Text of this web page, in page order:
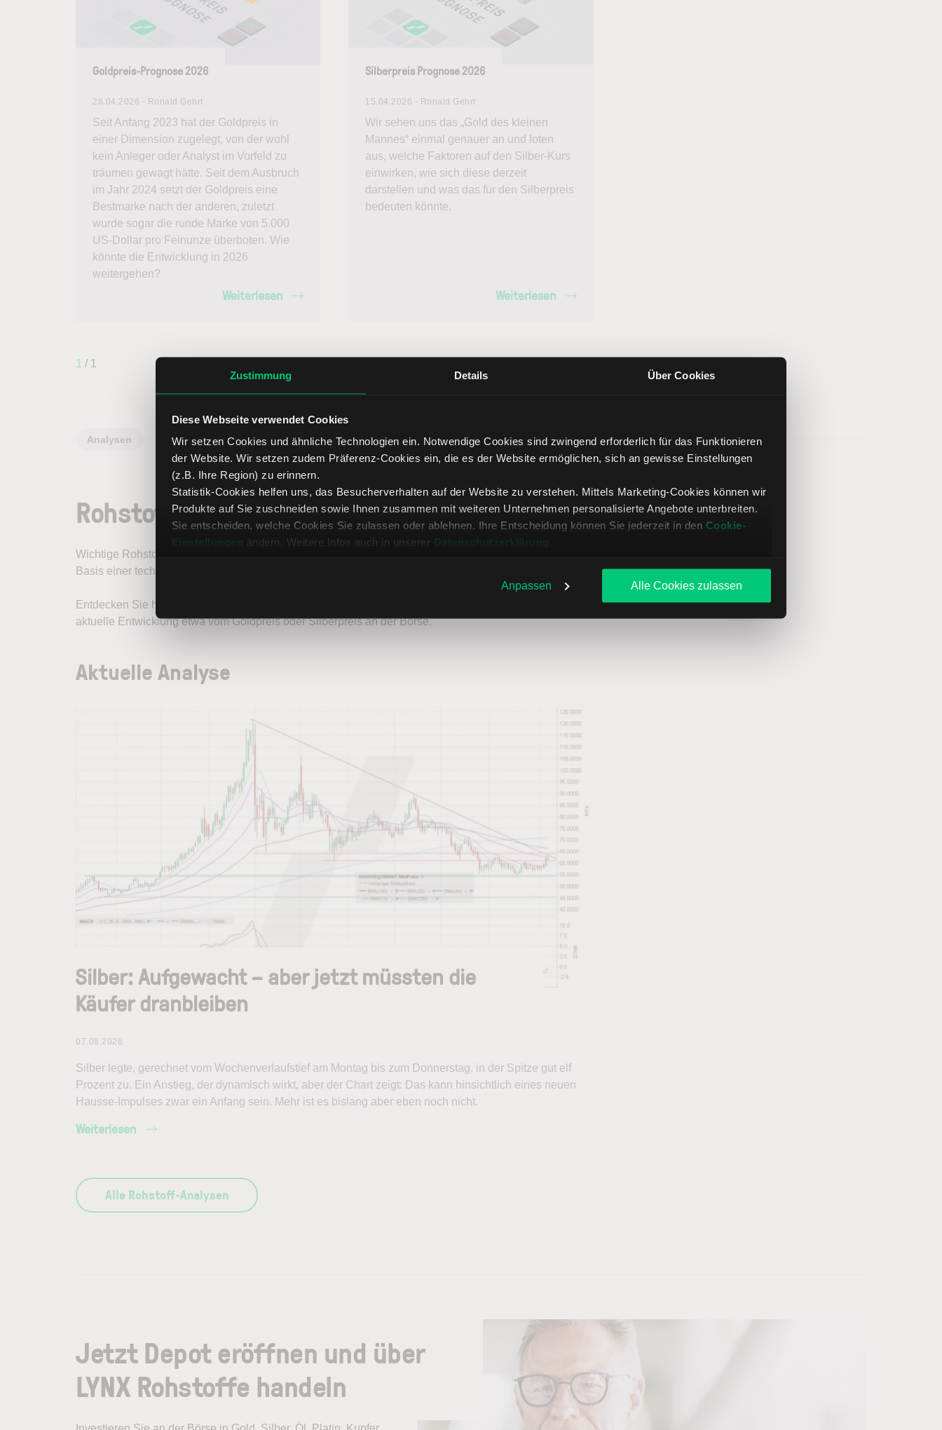
Zustimmung Details Über Cookies
Diese Webseite verwendet Cookies
Wir setzen Cookies und ähnliche Technologien ein. Notwendige Cookies sind zwingend erforderlich für das Funktionieren
der Website. Wir setzen zudem Präferenz-Cookies ein, die es der Website ermöglichen, sich an gewisse Einstellungen
(z.B. Ihre Region) zu erinnern.
Statistik-Cookies helfen uns, das Besucherverhalten auf der Website zu verstehen. Mittels Marketing-Cookies können wir
Produkte auf Sie zuschneiden sowie Ihnen zusammen mit weiteren Unternehmen personalisierte Angebote unterbreiten.
Sie entscheiden, welche Cookies Sie zulassen oder ablehnen. Ihre Entscheidung können Sie jederzeit in den Cookie-
Einstellungen
ändern. Weitere Infos auch in unserer Datenschutzerklärung
Anpassen Alle Cookies zulassen
Goldpreis-Prognose 2026
28.04.2026 - Ronald Gehrt
Seit Anfang 2023 hat der Goldpreis in
einer Dimension zugelegt, von der wohl
kein Anleger oder Analyst im Vorfeld zu
träumen gewagt hätte. Seit dem Ausbruch
im Jahr 2024 setzt der Goldpreis eine
Bestmarke nach der anderen, zuletzt
wurde sogar die runde Marke von 5.000
US-Dollar pro Feinunze überboten. Wie
könnte die Entwicklung in 2026
weitergehen?
Weiterlesen
Silberpreis Prognose 2026
15.04.2026 - Ronald Gehrt
Wir sehen uns das „Gold des kleinen
Mannes“ einmal genauer an und loten
aus, welche Faktoren auf den Silber-Kurs
einwirken, wie sich diese derzeit
darstellen und was das für den Silberpreis
bedeuten könnte.
Weiterlesen
1 / 1
Analysen
Rohstoffe: Analysen
Wichtige Rohstoffe analysiert: Unsere Experten betrachten wichtige Rohstoffe wie Gold oder Silber auf
Basis einer technischen Analyse.
Entdecken Sie hier unsere aktuellen Rohstoffanalysen aus dem Börsenblick. Darin bewerten wir die
aktuelle Entwicklung etwa vom Goldpreis oder Silberpreis an der Börse.
Aktuelle Analyse
Silber: Aufgewacht – aber jetzt müssten die
Käufer dranbleiben
07.08.2026
Silber legte, gerechnet vom Wochenverlaufstief am Montag bis zum Donnerstag, in der Spitze gut elf
Prozent zu. Ein Anstieg, der dynamisch wirkt, aber der Chart zeigt: Das kann hinsichtlich eines neuen
Hausse-Impulses zwar ein Anfang sein. Mehr ist es bislang aber eben noch nicht.
Weiterlesen
Alle Rohstoff-Analysen
Jetzt Depot eröffnen und über
LYNX Rohstoffe handeln